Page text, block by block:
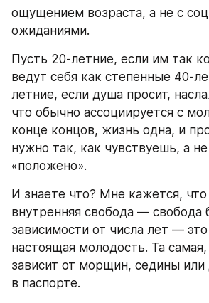
ощущением возраста, а не с
ожиданиями.
Пусть 20-летние, если им так
ведут себя как степенные 40-
летние, если душа просит,
что обычно ассоциируется с
конце концов, жизнь одна, и
нужно так, как чувствуешь, а
«положено».
И знаете что? Мне кажется,
внутренняя свобода — свобода
зависимости от числа лет —
настоящая молодость. Та
зависит от морщин, седины
в паспорте.